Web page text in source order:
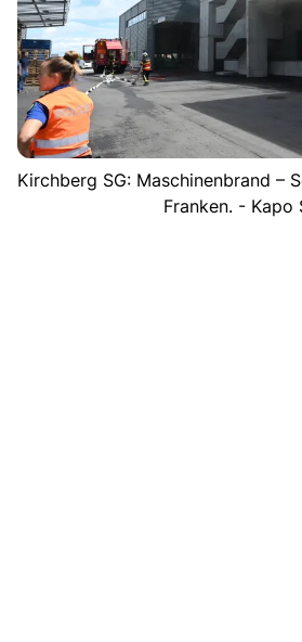
Kirchberg SG: Maschinenbrand –
Franken. - Kapo